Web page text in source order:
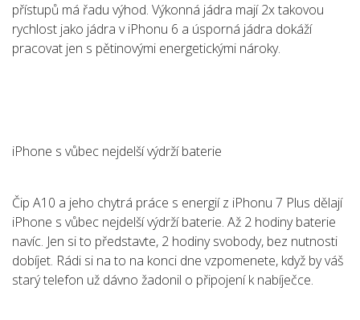
přístupů má řadu výhod. Výkonná jádra mají 2x takovou
rychlost jako jádra v iPhonu 6 a úsporná jádra dokáží
pracovat jen s pětinovými energetickými nároky.
iPhone s vůbec nejdelší výdrží baterie
Čip A10 a jeho chytrá práce s energií z iPhonu 7 Plus dělají
iPhone s vůbec nejdelší výdrží baterie. Až 2 hodiny baterie
navíc. Jen si to představte, 2 hodiny svobody, bez nutnosti
dobíjet. Rádi si na to na konci dne vzpomenete, když by váš
starý telefon už dávno žadonil o připojení k nabíječce.